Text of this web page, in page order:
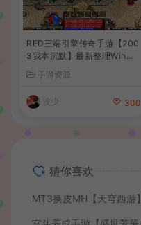
RED三端引擎传奇手游【200
3我本沉默】最新整理Win系
服务端+安卓苹果PC三端+详
细搭建教程
手游资源
波少 300
猜你喜欢